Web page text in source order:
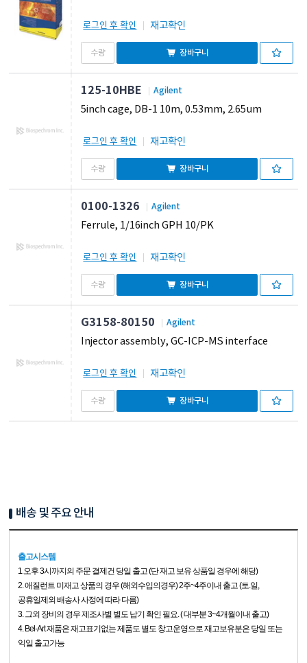
로그인 후 확인 재고확인
장바구니
125-10HBE Agilent
5inch cage, DB-1 10m, 0.53mm, 2.65um
로그인 후 확인 재고확인
장바구니
0100-1326 Agilent
Ferrule, 1/16inch GPH 10/PK
로그인 후 확인 재고확인
장바구니
G3158-80150 Agilent
Injector assembly, GC-ICP-MS interface
로그인 후 확인 재고확인
장바구니
배송 및 주요 안내
출고시스템
1.오후 3시까지의 주문 결제건 당일 출고 (단 재고 보유 상품일 경우에 해당)
2. 애질런트 미재고 상품의 경우 (해외수입의경우) 2주~4주이내 출고 (토.일,
공휴일제외 배송사 사정에 따라 다름)
3. 그외 장비의 경우 제조사별 별도 납기 확인 필요. ( 대부분 3~4개월이내 출고)
4. Bel-Art 재품은 재고표기없는 제품도 별도 창고운영으로 재고보유분은 당일 또는
익일 출고가능